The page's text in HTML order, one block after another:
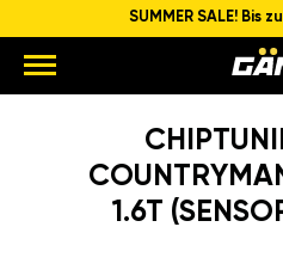
SUMMER SALE! Bis
1.6T